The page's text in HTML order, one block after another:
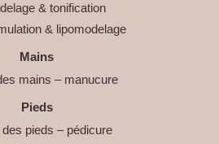
& tonification
& lipomodelage
Mains
mains – manucure
Pieds
des pieds – pédicure